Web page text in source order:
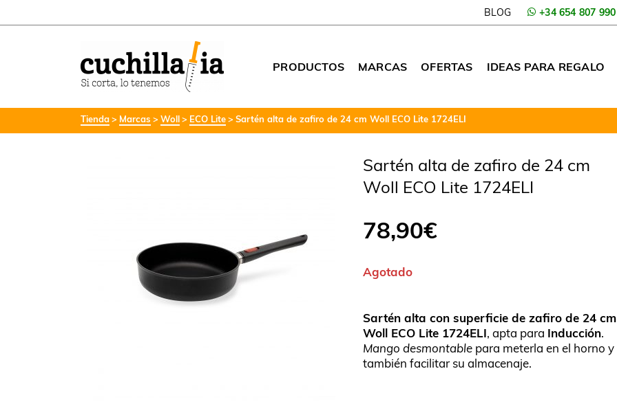
BLOG +34 654 807 990
PRODUCTOS MARCAS OFERTAS IDEAS PARA REGALO
Tienda Marcas Woll ECO Lite Sartén alta de zafiro de 24 cm Woll ECO Lite 1724ELI
Sartén alta de zafiro de 24 cm
Woll ECO Lite 1724ELI
78,90€
Agotado
Sartén alta con superficie de zafiro de 24 cm
Woll ECO Lite 1724ELI, apta para Inducción.
Mango desmontable para meterla en el horno y
también facilitar su almacenaje.